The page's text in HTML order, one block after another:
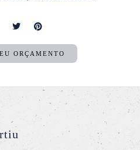
ORÇAMENTO